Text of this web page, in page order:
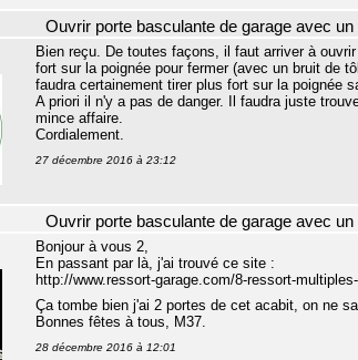
Ouvrir porte basculante de garage avec
Bien reçu. De toutes façons, il faut arriver à
fort sur la poignée pour fermer (avec un bruit de
faudra certainement tirer plus fort sur la poignée
A priori il n'y a pas de danger. Il faudra juste
mince affaire.
Cordialement.
27 décembre 2016 à 23:12
Ouvrir porte basculante de garage avec
Bonjour à vous 2,
En passant par là, j'ai trouvé ce site :
http://www.ressort-garage.com/8-ressort-
Ça tombe bien j'ai 2 portes de cet acabit, on ne
Bonnes fêtes à tous, M37.
28 décembre 2016 à 12:01